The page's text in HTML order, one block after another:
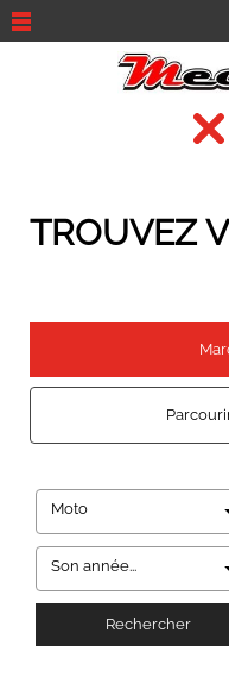
TROUVEZ
Moto
Son année...
Rechercher